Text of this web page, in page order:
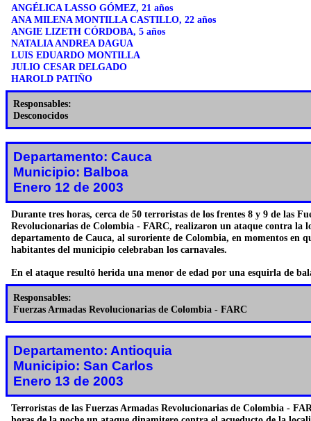
ANGÉLICA LASSO GÓMEZ, 21 años
ANA MILENA MONTILLA CASTILLO, 22 años
ANGIE LIZETH CÓRDOBA, 5 años
NATALIA ANDREA DAGUA
LUIS EDUARDO MONTILLA
JULIO CESAR DELGADO
HAROLD PATIÑO
Responsables:
Desconocidos
Departamento: Cauca
Municipio: Balboa
Enero 12 de 2003
Durante tres horas, cerca de 50 terroristas de los frentes 8 y 9 de las
Revolucionarias de Colombia - FARC, realizaron un ataque contra la
departamento de Cauca, al suroriente de Colombia, en momentos en
habitantes del municipio celebraban los carnavales.
En el ataque resultó herida una menor de edad por una esquirla de
Responsables:
Fuerzas Armadas Revolucionarias de Colombia - FARC
Departamento: Antioquia
Municipio: San Carlos
Enero 13 de 2003
Terroristas de las Fuerzas Armadas Revolucionarias de Colombia -